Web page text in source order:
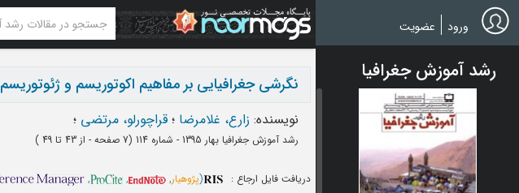
Skip
to
main
ورود عضویت
رشد آموزش جغرافیا نگرشی جغرافیایی بر مفاهیم اکوتوریسم و ژئوتوریسم
نویسنده: زارع، غلامرضا ؛ قراچورلو، مرتضی ؛
رشد آموزش جغرافیا بهار 1395 - شماره 114 (‎7 صفحه - از 43 تا 49 )
دریافت فایل ارجاع : (پژوهیار,
,
,